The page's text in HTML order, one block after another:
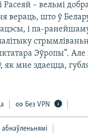
Расеяй – вельмі
вераць, што ў
і па-
Эўропы”. Але
як мне здаецца,
Без VPN